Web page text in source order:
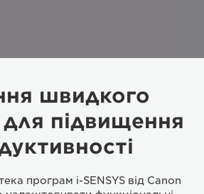
швидкого
підвищення
програм i-SENSYS від Canon